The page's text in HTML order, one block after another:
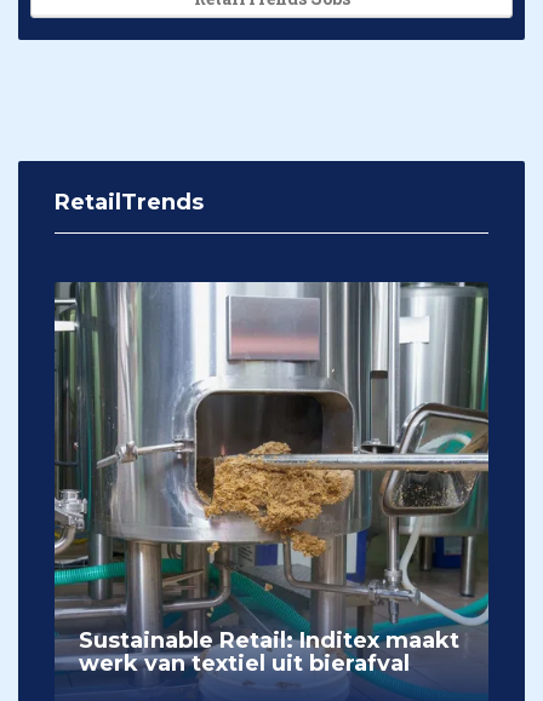
RetailTrends
Sustainable Retail: Inditex maakt
werk van textiel uit bierafval